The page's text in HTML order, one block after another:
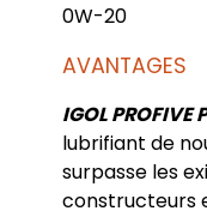
0W-20
AVANTAGES
IGOL PROFIVE
lubrifiant de
surpasse les
constructeurs